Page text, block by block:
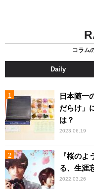
コラム
Daily
日本随一
だらけ」
は？
2023.06.19
『桜の
る、生涯
2022.03.26